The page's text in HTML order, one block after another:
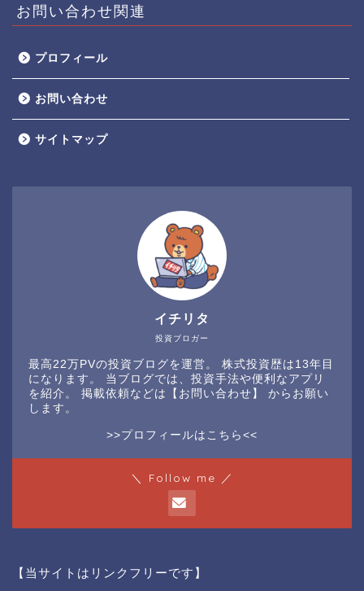
お問い合わせ関連
プロフィール
お問い合わせ
サイトマップ
投資ブロガー
イチリタ
最高22万PVの投資ブログを運営。 株式投資歴は13年目
になります。 当ブログでは、投資手法や便利なアプリ
を紹介。 掲載依頼などは
【お問い合わせ】
からお願い
します。
>>プロフィールはこちら<<
＼ Follow me ／
【当サイトはリンクフリーです】